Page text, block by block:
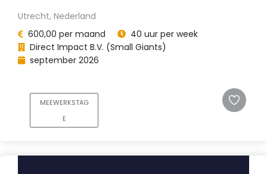
Utrecht, Nederland
600,00 per maand
40 uur per week
Direct Impact B.V. (Small Giants)
september 2026
MEEWERKSTAG
E